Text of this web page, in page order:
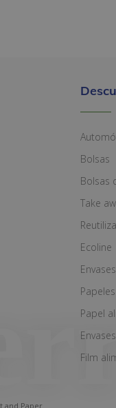
Bolsas
Bolsas
Take
Ecoline
Papel
Film
and Paper